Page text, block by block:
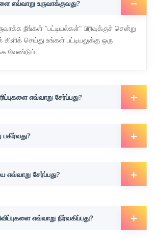
எவ்வாறு உருவாக்குவது?
நீங்கள் "பட்டியல்கள்" பிரிவுக்குச் சென்று
செய்து உங்கள் பட்டியலுக்கு ஒரு
வேண்டும்.
எவ்வாறு சேர்ப்பது?
எவ்வாறு சேர்ப்பது?
எவ்வாறு நிர்வகிப்பது?